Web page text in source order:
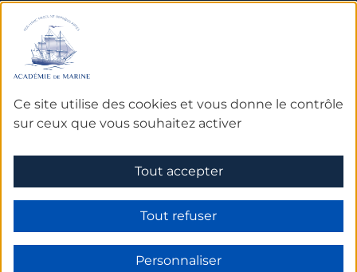
Ce site utilise des cookies et vous donne le contrôle
sur ceux que vous souhaitez activer
Tout accepter
Tout refuser
Personnaliser
Documentation
Archives
données